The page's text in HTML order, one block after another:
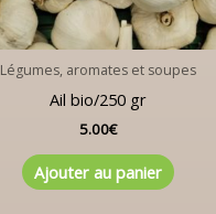
Légumes, aromates et soupes
Ail bio/250 gr
5.00€
Ajouter au panier